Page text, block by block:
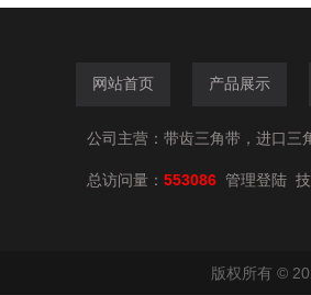
网站首页 产品展示
公司主营：带齿三角带，进口三
总访问量： 553086 管理登陆
版权所有 ©